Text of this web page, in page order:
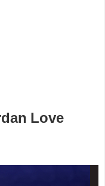
Love